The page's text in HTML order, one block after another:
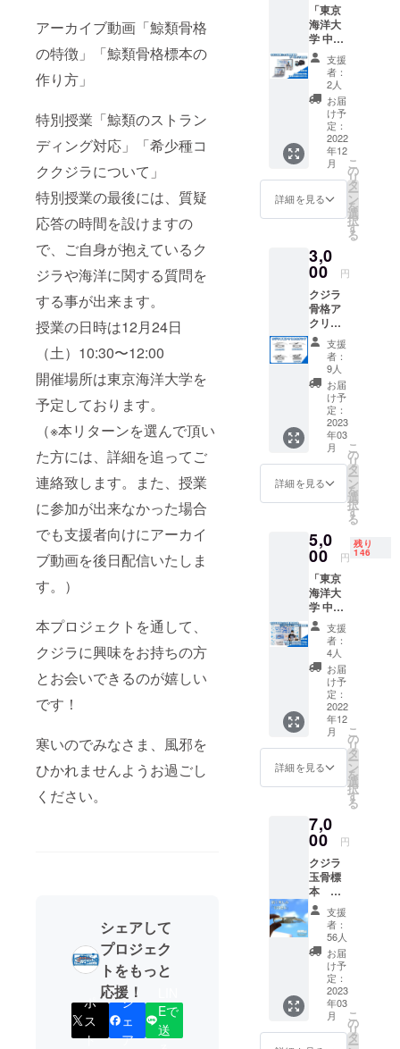
アーカイブ動画「鯨類骨格
の特徴」「鯨類骨格標本の
作り方」
特別授業「鯨類のストラン
ディング対応」「希少種コ
ククジラについて」
特別授業の最後には、質疑
応答の時間を設けますの
で、ご自身が抱えているク
ジラや海洋に関する質問を
する事が出来ます。
授業の日時は12月24日
（土）10:30〜12:00
開催場所は東京海洋大学を
予定しております。
（※本リターンを選んで頂い
た方には、詳細を追ってご
連絡致します。また、授業
に参加が出来なかった場合
でも支援者向けにアーカイ
ブ動画を後日配信いたしま
す。）
本プロジェクトを通して、
クジラに興味をお持ちの方
とお会いできるのが嬉しい
です！
寒いのでみなさま、風邪を
ひかれませんようお過ごし
ください。
シェアして
プロジェク
トをもっと
応援！
ポ
ス
ト
シ
ェ
ア
Eで
送
「東京
海洋大
学 中村
玄助教
による
授業動
画 アー
カイブ
視聴
券」 東
京海洋
大学の
中村 玄
助教に
よる授
業の
イブ動
画を視
聴出来
る券で
す。 授
業内容
「鯨類
骨格の
特徴」
「鯨類
骨格標
本の作
り方」
（※一
部、受
講して
いる生
能性が
ござい
ます）
支援
者：
2人
お届
け予
定：
2022
年12
月
詳細を見る
こ
の
リ
タ
ー
ン
を
選
択
す
る
3,0
00 円
クジラ
骨格ア
クリル
スタン
ド クジ
ラの骨
格標本
を基に
制作し
たクジ
ラの骨
格が視
覚的に
わかる
おしゃ
れなア
スタン
ドで
す。 ※
備考欄
にてA B
C Dのい
ずれか
をお選
びくだ
さい
コクク
ジラはD
となり
ます。
発送は3
月を予
定して
支援
者：
9人
お届
け予
定：
2023
年03
月
詳細を見る
こ
の
リ
タ
ー
ン
を
選
択
す
る
5,0
00 円
残り
146
「東京
海洋大
学 中村
玄助教
による
授業参
加券 (質
疑応答
り）」
本リ
ターン
を選ん
でいた
だいた
方向け
授業を
行いま
す。 授
業「鯨
類のス
トラン
ディン
グ対
応」
「希少
種コク
クジラ
につい
て」 ま
た授業
の最後
支援
者：
4人
お届
け予
定：
2022
年12
月
詳細を見る
こ
の
リ
タ
ー
ン
を
選
択
す
る
7,0
00 円
クジラ
玉骨標
本
10cmサ
イズ ク
ジラの
骨格標
本を基
に制作
したク
ジラの
骨格構
造が視
支援
者：
56人
お届
け予
定：
2023
年03
月
こ
の
リ
タ
ー